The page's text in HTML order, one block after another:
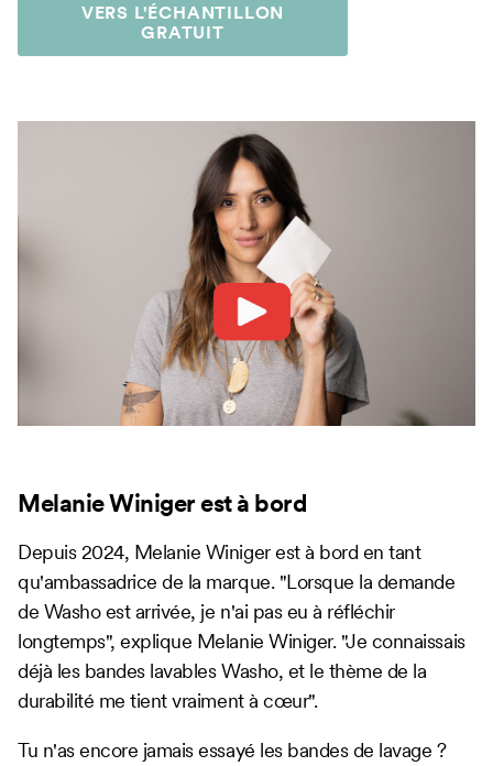
VERS L'ÉCHANTILLON
GRATUIT
Melanie Winiger est à bord
Depuis 2024, Melanie Winiger est à bord en tant
qu'ambassadrice de la marque. "Lorsque la demande
de Washo est arrivée, je n'ai pas eu à réfléchir
longtemps", explique Melanie Winiger. "Je connaissais
déjà les bandes lavables Washo, et le thème de la
durabilité me tient vraiment à cœur".
Tu n'as encore jamais essayé les bandes de lavage ?